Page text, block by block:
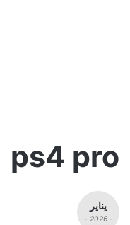
ps4 pro
يناير
- 2026 -